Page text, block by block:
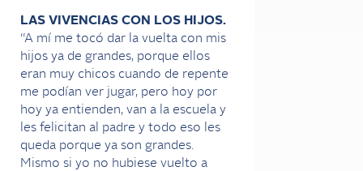
LAS VIVENCIAS CON LOS HIJOS.
“A mí me tocó dar la vuelta con mis
hijos ya de grandes, porque ellos
eran muy chicos cuando de repente
me podían ver jugar, pero hoy por
hoy ya entienden, van a la escuela y
les felicitan al padre y todo eso les
queda porque ya son grandes.
Mismo si yo no hubiese vuelto a